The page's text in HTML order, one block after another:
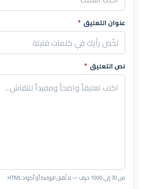
عنوان التعليق *
نص التعليق *
من 30 إلى 1000 حرف — لا تُقبل الروابط أو أكواد HTML.